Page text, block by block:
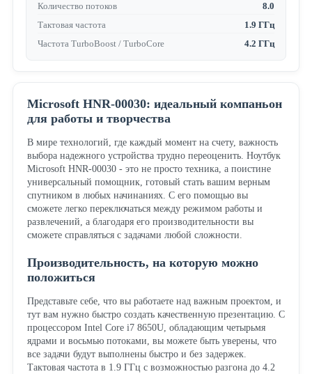
Количество потоков
8.0
Тактовая частота
1.9 ГГц
Частота TurboBoost / TurboCore
4.2 ГГц
Microsoft HNR-00030: идеальный компаньон
для работы и творчества
В мире технологий, где каждый момент на счету, важность
выбора надежного устройства трудно переоценить. Ноутбук
Microsoft HNR-00030 - это не просто техника, а поистине
универсальный помощник, готовый стать вашим верным
спутником в любых начинаниях. С его помощью вы
сможете легко переключаться между режимом работы и
развлечений, а благодаря его производительности вы
сможете справляться с задачами любой сложности.
Производительность, на которую можно
положиться
Представьте себе, что вы работаете над важным проектом, и
тут вам нужно быстро создать качественную презентацию. С
процессором Intel Core i7 8650U, обладающим четырьмя
ядрами и восьмью потоками, вы можете быть уверены, что
все задачи будут выполнены быстро и без задержек.
Тактовая частота в 1.9 ГГц с возможностью разгона до 4.2